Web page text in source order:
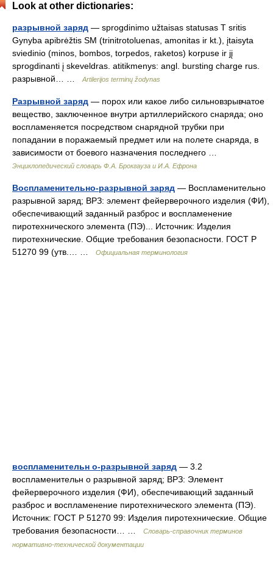
Look at other dictionaries:
разрывной заряд — sprogdinimo užtaisas statusas T sritis
Gynyba apibrėžtis SM (trinitrotoluenas, amonitas ir kt.), įtaisyta
sviedinio (minos, bombos, torpedos, raketos) korpuse ir jį
sprogdinanti į skeveldras. atitikmenys: angl. bursting charge rus.
разрывной… …
Artilerijos terminų žodynas
Разрывной заряд — порох или какое либо сильновзрывчатое
вещество, заключенное внутри артиллерийского снаряда; оно
воспламеняется посредством снарядной трубки при
попадании в поражаемый предмет или на полете снаряда, в
зависимости от боевого назначения последнего …
Энциклопедический словарь Ф.А. Брокгауза и И.А. Ефрона
Воспламенительно-разрывной заряд — Воспламенительно
разрывной заряд; ВРЗ: элемент фейерверочного изделия (ФИ),
обеспечивающий заданный разброс и воспламенение
пиротехнического элемента (ПЭ)... Источник: Изделия
пиротехнические. Общие требования безопасности. ГОСТ Р
51270 99 (утв.… …
Официальная терминология
воспламенительн о-разрывной заряд — 3.2
воспламенительн о разрывной заряд; ВРЗ: Элемент
фейерверочного изделия (ФИ), обеспечивающий заданный
разброс и воспламенение пиротехнического элемента (ПЭ).
Источник: ГОСТ Р 51270 99: Изделия пиротехнические. Общие
требования безопасности… …
Словарь-справочник терминов
нормативно-технической документации